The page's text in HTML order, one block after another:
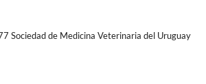
Sociedad de Medicina Veterinaria del Uruguay